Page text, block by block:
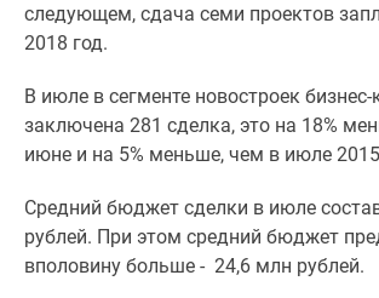
Квартиры
карте
Ипотечный
калькулятор
ипотека
Военная
ипотека
следующем, сдача семи проектов
2018 год.
В июле в сегменте новостроек
заключена 281 сделка, это на 18%
июне и на 5% меньше, чем в июле
Средний бюджет сделки в июле
рублей. При этом средний бюджет
вполовину больше - 24,6 млн рублей.